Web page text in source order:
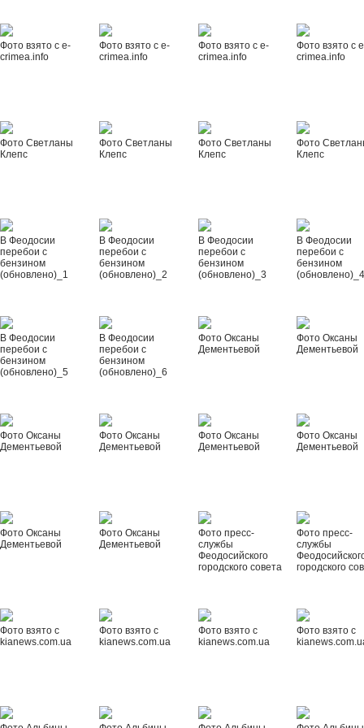
Фото взято с e-
crimea.info
Фото взято с e-
crimea.info
Фото взято с e-
crimea.info
Фото взято с
crimea.info
Фото Светланы
Клепс
Фото Светланы
Клепс
Фото Светланы
Клепс
Фото
Клепс
В Феодосии
перебои с
бензином
(обновлено)_1
В Феодосии
перебои с
бензином
(обновлено)_2
В Феодосии
перебои с
бензином
(обновлено)_3
В Феодосии
перебои с
бензином
В Феодосии
перебои с
бензином
(обновлено)_5
В Феодосии
перебои с
бензином
(обновлено)_6
Фото Оксаны
Дементьевой
Фото Оксаны
Дементьевой
Фото Оксаны
Дементьевой
Фото Оксаны
Дементьевой
Фото Оксаны
Дементьевой
Фото Оксаны
Дементьевой
Фото Оксаны
Дементьевой
Фото Оксаны
Дементьевой
Фото пресс-
службы
Феодосийского
городского совета
Фото пресс-
службы
городского
Фото взято с
kianews.com.ua
Фото взято с
kianews.com.ua
Фото взято с
kianews.com.ua
Фото взято с